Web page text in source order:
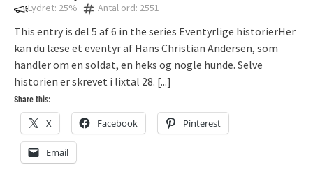
Lydret: 25%
Antal ord: 2551
This entry is del 5 af 6 in the series Eventyrlige historierHer
kan du læse et eventyr af Hans Christian Andersen, som
handler om en soldat, en heks og nogle hunde. Selve
historien er skrevet i lixtal 28. [...]
Share this:
X Facebook Pinterest
Email